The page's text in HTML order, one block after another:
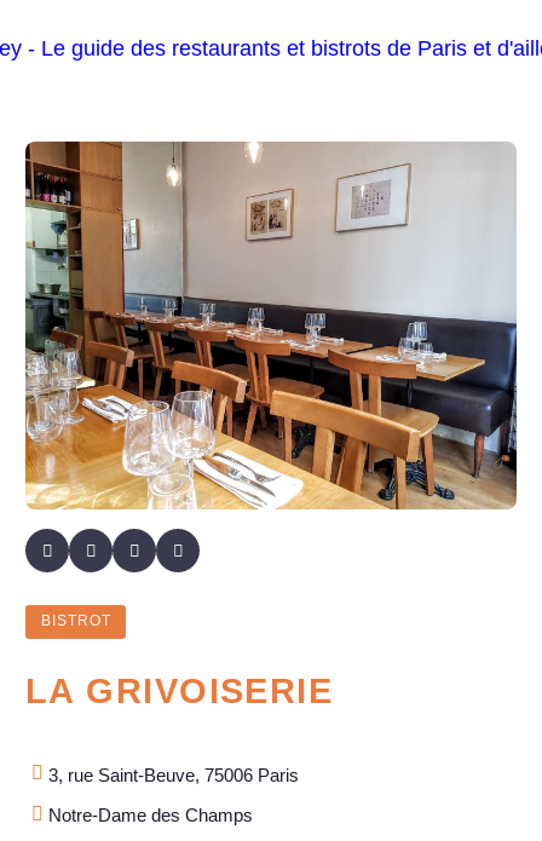
BISTROT
LA GRIVOISERIE
3, rue Saint-Beuve, 75006 Paris
Notre-Dame des Champs